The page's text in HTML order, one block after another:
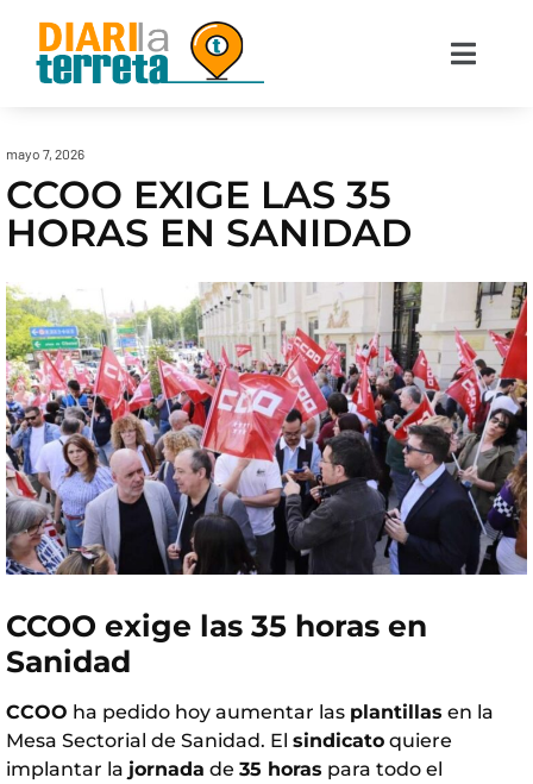
mayo 7, 2026
CCOO EXIGE LAS 35
HORAS EN SANIDAD
CCOO exige las 35 horas en
Sanidad
CCOO ha pedido hoy aumentar las plantillas en la
Mesa Sectorial de Sanidad. El sindicato quiere
implantar la jornada de 35 horas para todo el